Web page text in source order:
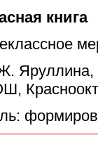
книга
Яруллина,